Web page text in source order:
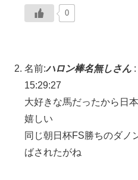
0
名前:ハロン棒名無しさん :
15:29:27
大好きな馬だったから日
嬉しい
同じ朝日杯FS勝ちのダノ
ばされたがね